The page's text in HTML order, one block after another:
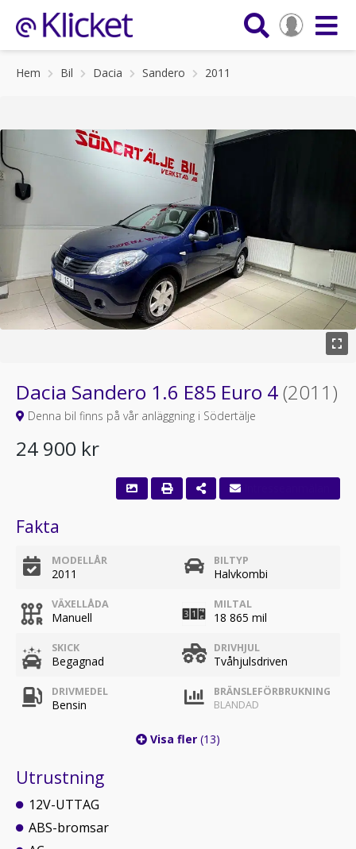
Hem Bil Dacia Sandero 2011
Dacia Sandero 1.6 E85 Euro 4(2011)
Denna bil finns på vår anläggning i Södertälje
24 900 kr
Fakta
MODELLÅR
2011
BILTYP
Halvkombi
VÄXELLÅDA
Manuell
MILTAL
18 865 mil
SKICK
Begagnad
DRIVHJUL
Tvåhjulsdriven
DRIVMEDEL
Bensin
BRÄNSLEFÖRBRUKNING
BLANDAD
Visa fler (13)
Utrustning
12V-UTTAG
ABS-bromsar